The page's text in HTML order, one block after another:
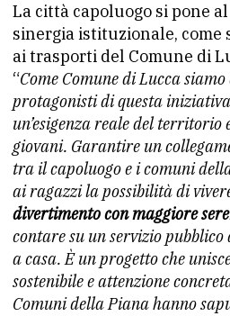
La città capoluogo si pone
sinergia istituzionale, come
ai trasporti del Comune di
“Come Comune di Lucca
protagonisti di questa
un’esigenza reale del
giovani. Garantire un
tra il capoluogo e i comuni
ai ragazzi la possibilità di
divertimento con maggiore
contare su un servizio
a casa. È un progetto che
sostenibile e attenzione
Comuni della Piana hanno